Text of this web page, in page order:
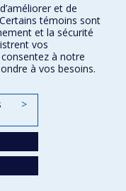
et de
témoins sont
et la sécurité
vos
à notre
à vos besoins.
>